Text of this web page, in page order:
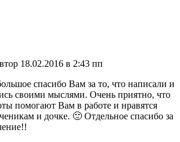
18.02.2016 в 2:43 пп
спасибо Вам за то, что написали и
своими мыслями. Очень приятно, что
помогают Вам в работе и нравятся
и дочке. 🙂 Отдельное спасибо за